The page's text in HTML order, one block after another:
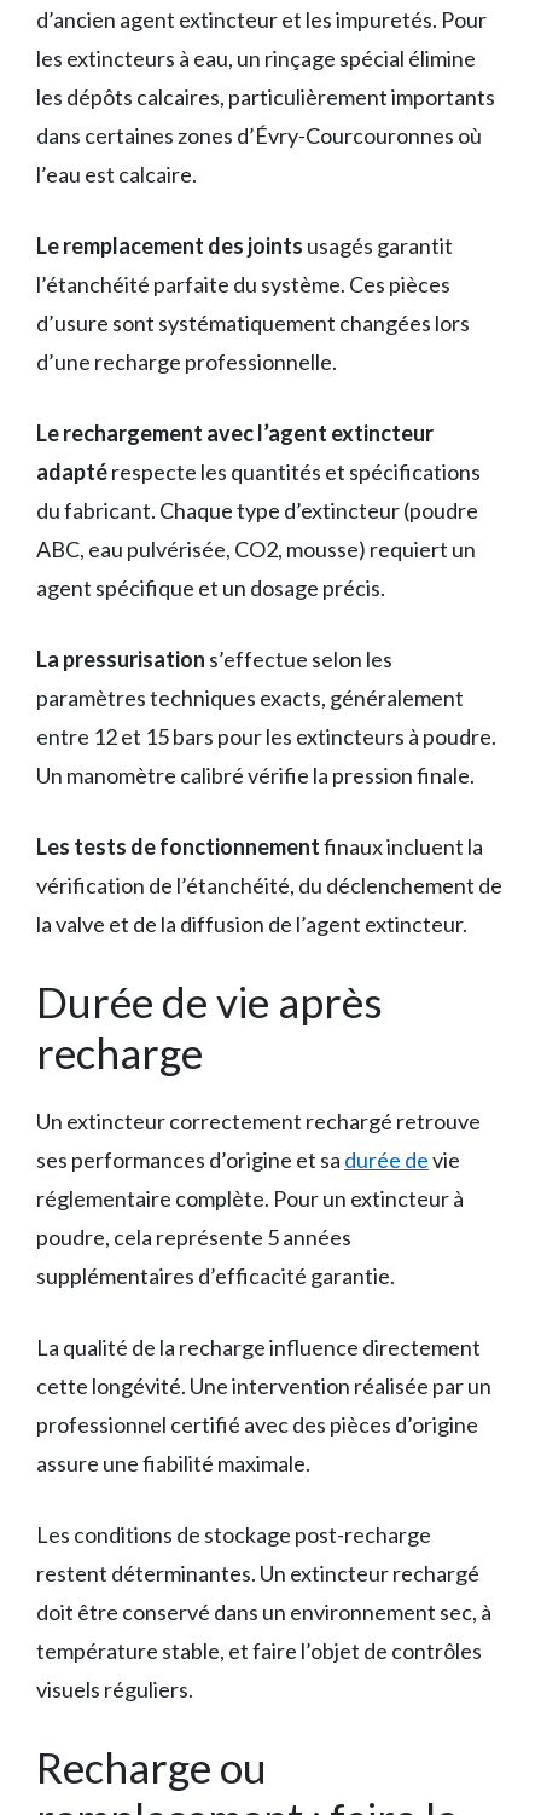
d’ancien agent extincteur et les impuretés. Pour
les extincteurs à eau, un rinçage spécial élimine
les dépôts calcaires, particulièrement importants
dans certaines zones d’Évry-Courcouronnes où
l’eau est calcaire.
Le remplacement des joints usagés garantit
l’étanchéité parfaite du système. Ces pièces
d’usure sont systématiquement changées lors
d’une recharge professionnelle.
Le rechargement avec l’agent extincteur
adaptérespecte les quantités et spécifications
du fabricant. Chaque type d’extincteur (poudre
ABC, eau pulvérisée, CO2, mousse) requiert un
agent spécifique et un dosage précis.
La pressurisation s’effectue selon les
paramètres techniques exacts, généralement
entre 12 et 15 bars pour les extincteurs à poudre.
Un manomètre calibré vérifie la pression finale.
Les tests de fonctionnementfinaux incluent la
vérification de l’étanchéité, du déclenchement de
la valve et de la diffusion de l’agent extincteur.
Durée de vie après
recharge
Un extincteur correctement rechargé retrouve
ses performances d’origine et sa durée devie
réglementaire complète. Pour un extincteur à
poudre, cela représente 5 années
supplémentaires d’efficacité garantie.
La qualité de la recharge influence directement
cette longévité. Une intervention réalisée par un
professionnel certifié avec des pièces d’origine
assure une fiabilité maximale.
Les conditions de stockage post-recharge
restent déterminantes. Un extincteur rechargé
doit être conservé dans un environnement sec, à
température stable, et faire l’objet de contrôles
visuels réguliers.
Recharge ou